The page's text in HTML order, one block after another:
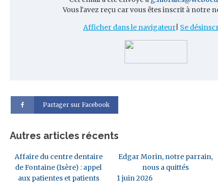
Vous l'avez reçu car vous êtes inscrit à notre
Afficher dans le navigateur Se
Partager sur Facebook
Autres articles récents
Affaire du centre dentaire
de Fontaine (Isère) : appel
aux patientes et patients
Edgar Morin, notre parrain,
nous a quittés
1 juin 2026